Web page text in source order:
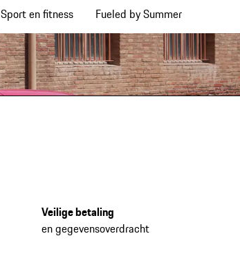
Sport en fitness Fueled by Summer
Veilige betaling
en gegevensoverdracht